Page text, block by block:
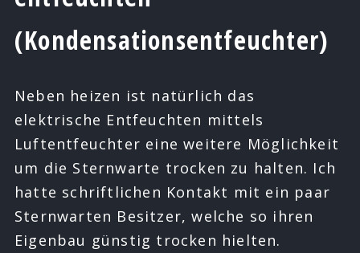
(Kondensationsentfeuchter)
Neben heizen ist natürlich das
elektrische Entfeuchten mittels
Luftentfeuchter eine weitere Möglichkeit
um die Sternwarte trocken zu halten. Ich
hatte schriftlichen Kontakt mit ein paar
Sternwarten Besitzer, welche so ihren
Eigenbau günstig trocken hielten.